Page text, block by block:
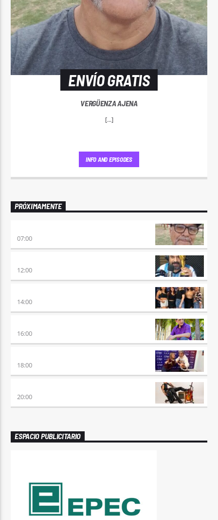
ENVÍO GRATIS
VERGÜENZA AJENA
[...]
INFO AND EPISODES
PRÓXIMAMENTE
07:00
12:00
14:00
16:00
18:00
20:00
ESPACIO PUBLICITARIO